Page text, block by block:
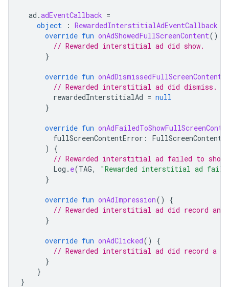
ad .adEventCallback =
object
: RewardedInterstitialAdEventCallback
override fun onAdShowedFullScreenContent()
// Rewarded interstitial ad did show.
}
override fun onAdDismissedFullScreenContent
// Rewarded interstitial ad did dismiss.
rewardedInterstitialAd = null
}
override fun
fullScreenContentError :
)
{
// Rewarded interstitial ad failed to show.
Log . e(TAG,
"Rewarded interstitial ad
}
override fun onAdImpression()
{
// Rewarded interstitial ad did record an
}
override fun onAdClicked()
{
// Rewarded interstitial ad did record a
}
}
}